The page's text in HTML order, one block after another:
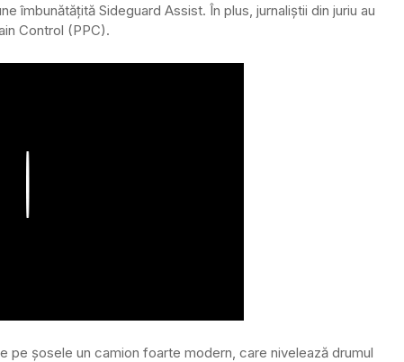
îmbunătățită Sideguard Assist. În plus, jurnaliștii din juriu au
Control (PPC).
șosele un camion foarte modern, care nivelează drumul